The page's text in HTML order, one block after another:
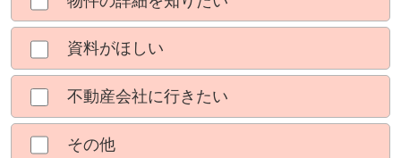
資料がほしい
不動産会社に行きたい
その他